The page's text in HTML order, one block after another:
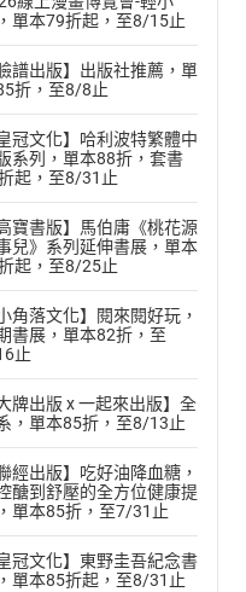
單本79折起，至8/15止
臉譜出版】出版社推薦，單
折，至8/8止
皇冠文化】哈利波特繁體中
系列，單本88折，套書
起，至8/31止
高寶書版】馬伯庸《桃花源
兒》系列延伸書展，單本
起，至8/25止
小角落文化】閱來閱好玩，
書展，單本82折，至
止
大牌出版 x 一起來出版】全
，單本85折，至8/13止
聯經出版】吃好油降血糖，
醣到舒壓的全方位健康提
單本85折，至7/31止
皇冠文化】東野圭吾紀念書
單本85折起，至8/31止